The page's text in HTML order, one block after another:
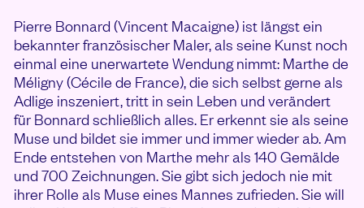
Pierre Bonnard (Vincent Macaigne) ist längst ein
bekannter französischer Maler, als seine Kunst noch
einmal eine unerwartete Wendung nimmt: Marthe de
Méligny (Cécile de France), die sich selbst gerne als
Adlige inszeniert, tritt in sein Leben und verändert
für Bonnard schließlich alles. Er erkennt sie als seine
Muse und bildet sie immer und immer wieder ab. Am
Ende entstehen von Marthe mehr als 140 Gemälde
und 700 Zeichnungen. Sie gibt sich jedoch nie mit
ihrer Rolle als Muse eines Mannes zufrieden. Sie will